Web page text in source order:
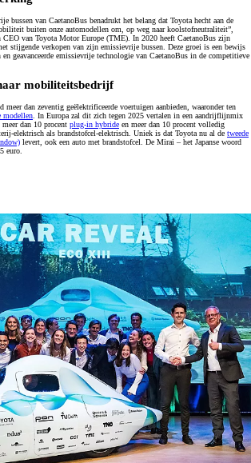
bussen van CaetanoBus benadrukt het belang dat Toyota hecht aan de
buiten onze automodellen om, op weg naar koolstofneutraliteit”,
CEO van Toyota Motor Europe (TME). In 2020 heeft CaetanoBus zijn
stijgende verkopen van zijn emissievrije bussen. Deze groei is een bewijs
geavanceerde emissievrije technologie van CaetanoBus in de competitieve
mobiliteitsbedrijf
dan zeventig geëlektrificeerde voertuigen aanbieden, waaronder ten
modellen . In Europa zal dit zich tegen 2025 vertalen in een aandrijflijnmix
dan 10 procent plug-in hybride en meer dan 10 procent volledig
elektrisch als brandstofcel-elektrisch. Uniek is dat Toyota nu al de tweede
levert, ook een auto met brandstofcel. De Mirai – het Japanse woord
euro.